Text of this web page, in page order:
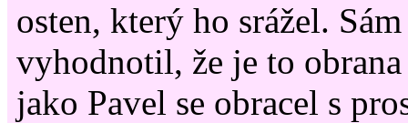
osten, který ho srážel.
vyhodnotil, že je to
jako Pavel se obracel s